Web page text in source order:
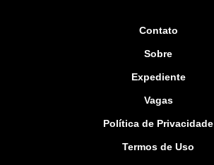
Contato
Sobre
Expediente
Vagas
Política de Privacidade
Termos de Uso